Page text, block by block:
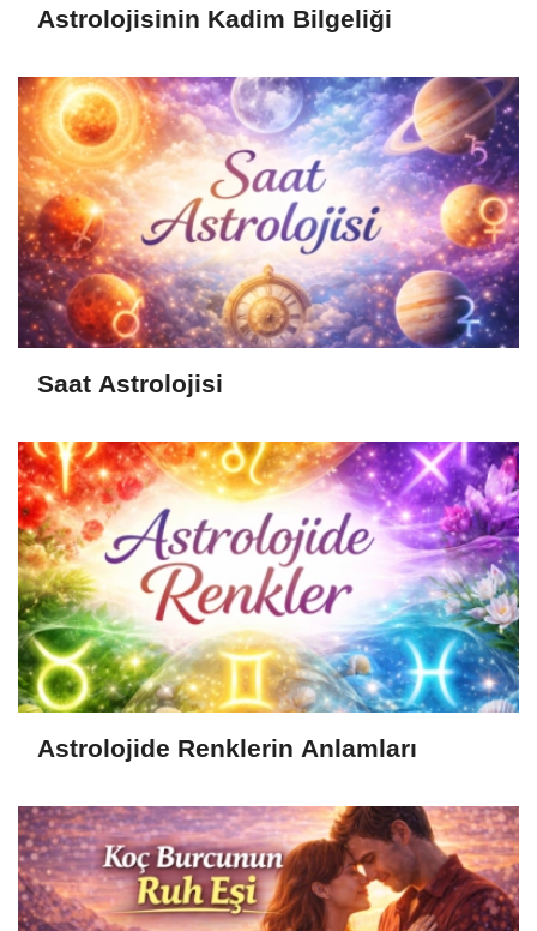
Astrolojisinin Kadim Bilgeliği
Saat Astrolojisi
Astrolojide Renklerin Anlamları